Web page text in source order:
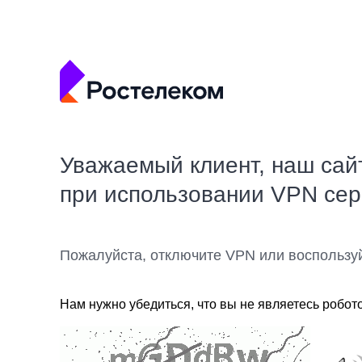
Уважаемый клиент, наш
при использовании VPN
Пожалуйста, отключите VPN или
Нам нужно убедиться, что вы не являетесь